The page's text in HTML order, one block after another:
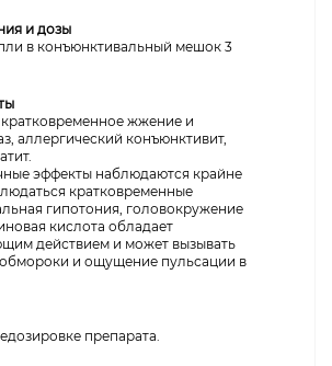
и дозы
в конъюнктивальный мешок 3
жжение и
аллергический конъюнктивит,
эффекты наблюдаются крайне
кратковременные
гипотония, головокружение
кислота обладает
действием и может вызывать
и ощущение пульсации в
препарата.